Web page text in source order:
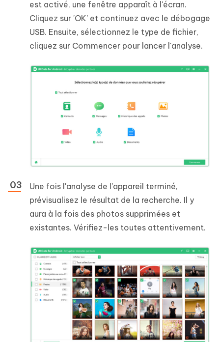
est activé, une fenêtre apparaît à l'écran.
Cliquez sur 'OK' et continuez avec le débogage
USB. Ensuite, sélectionnez le type de fichier,
cliquez sur Commencer pour lancer l'analyse.
Une fois l'analyse de l'appareil terminé,
prévisualisez le résultat de la recherche. Il y
aura à la fois des photos supprimées et
existantes. Vérifiez-les toutes attentivement.